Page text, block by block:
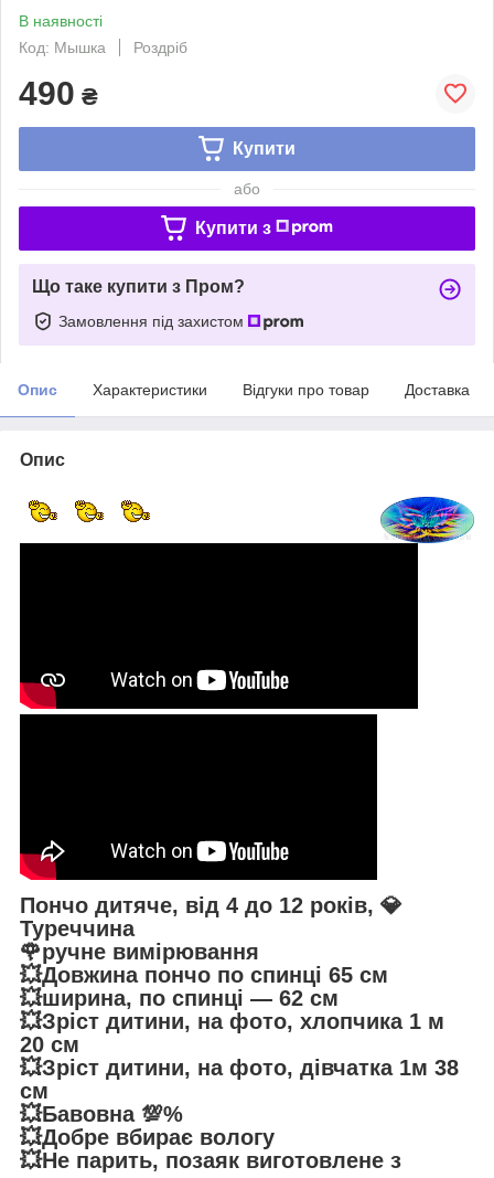
В наявності
Код: Мышка
Роздріб
490 ₴
Купити
або
Купити з
Що таке купити з Пром?
Замовлення під захистом
Опис Характеристики Відгуки про товар Доставка
Опис
Пончо дитяче, від 4 до 12 років, 💎
Туреччина
🌹ручне вимірювання
💥Довжина пончо по спинці 65 см
💥ширина, по спинці — 62 см
💥Зріст дитини, на фото, хлопчика 1 м
20 см
💥Зріст дитини, на фото, дівчатка 1м 38
см
💥Бавовна 💯%
💥Добре вбирає вологу
💥Не парить, позаяк виготовлене з